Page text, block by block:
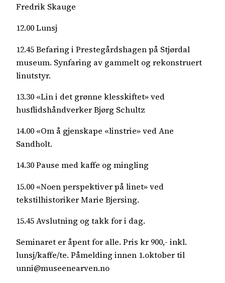
Fredrik Skauge
12.00 Lunsj
12.45 Befaring i Prestegårdshagen på Stjørdal
museum. Synfaring av gammelt og rekonstruert
linutstyr.
13.30 «Lin i det grønne klesskiftet» ved
husflidshåndverker Bjørg Schultz
14.00 «Om å gjenskape «linstrie» ved Ane
Sandholt.
14.30 Pause med kaffe og mingling
15.00 «Noen perspektiver på linet» ved
tekstilhistoriker Marie Bjersing.
15.45 Avslutning og takk for i dag.
Seminaret er åpent for alle. Pris kr 900,- inkl.
lunsj/kaffe/te. Påmelding innen 1.oktober til
unni@museenearven.no